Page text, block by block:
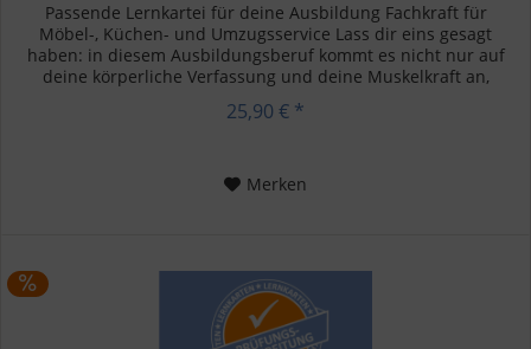
Passende Lernkartei für deine Ausbildung Fachkraft für
Möbel-, Küchen- und Umzugsservice Lass dir eins gesagt
haben: in diesem Ausbildungsberuf kommt es nicht nur auf
deine körperliche Verfassung und deine Muskelkraft an,
sondern auch...
25,90 € *
Merken